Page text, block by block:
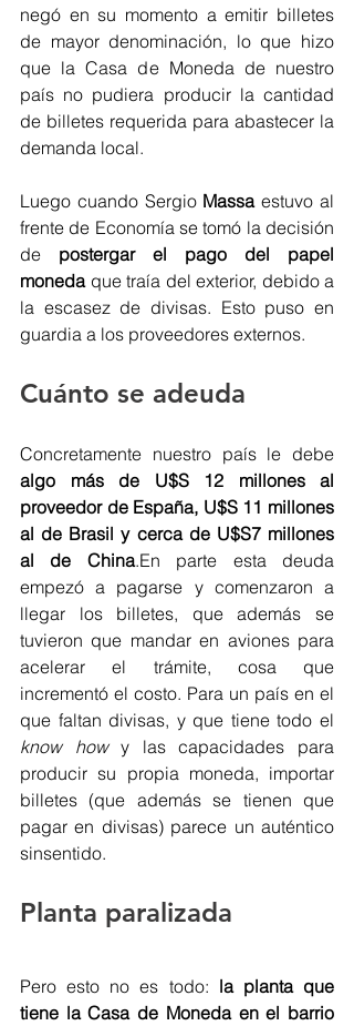
negó en su momento a emitir billetes
de mayor denominación, lo que hizo
que la Casa de Moneda de nuestro
país no pudiera producir la cantidad
de billetes requerida para abastecer la
demanda local.
Luego cuando Sergio Massa estuvo al
frente de Economía se tomó la decisión
de postergar el pago del papel
moneda que traía del exterior, debido a
la escasez de divisas. Esto puso en
guardia a los proveedores externos.
Cuánto se adeuda
algo más de U$S 12 millones al
proveedor de España, U$S 11 millones
al de Brasil y cerca de U$S7 millones
al de China.En parte esta deuda
empezó a pagarse y comenzaron a
llegar los billetes, que además se
tuvieron que mandar en aviones para
acelerar el trámite, cosa que
incrementó el costo. Para un país en el
know how y las capacidades para
producir su propia moneda, importar
billetes (que además se tienen que
pagar en divisas) parece un auténtico
sinsentido.
Planta paralizada
Pero esto no es todo: la planta que
tiene la Casa de Moneda en el barrio